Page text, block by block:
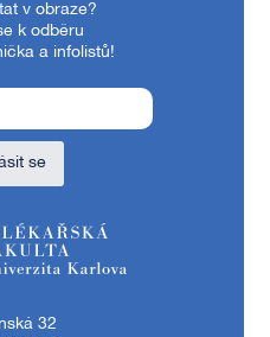
v obraze?
k odběru
a infolistů!
se
32